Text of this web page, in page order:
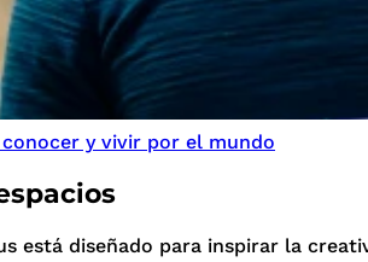
conocer y vivir por el mundo
está diseñado para inspirar la